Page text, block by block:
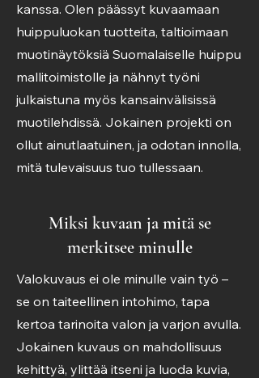
kanssa. Olen päässyt kuvaamaan
huippuluokan tuotteita, taltioimaan
muotinäytöksiä Suomalaiselle huippu
mallitoimistolle ja nähnyt työni
julkaistuna myös kansainvälisissä
muotilehdissä. Jokainen projekti on
ollut ainutlaatuinen, ja odotan innolla,
mitä tulevaisuus tuo tullessaan.
Miksi kuvaan ja mitä se
merkitsee minulle
Valokuvaus ei ole minulle vain työ –
se on taiteellinen intohimo, tapa
kertoa tarinoita valon ja varjon avulla.
Jokainen kuvaus on mahdollisuus
kehittyä, ylittää itseni ja luoda kuvia,